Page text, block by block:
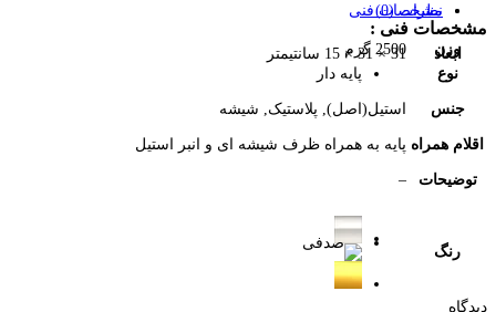
مشخصات فنی
نظرات (0)
مشخصات فنی :
وزن 2500 گرم ابعاد
31 × 31 × 15 سانتیمتر
نوع
پایه دار
جنس استیل(اصل), پلاستیک, شیشه
اقلام همراه پایه به همراه ظرف شیشه ای و انبر استیل
توضیحات –
رنگ
دیدگاه